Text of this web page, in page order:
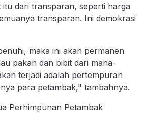
itu dari transparan, seperti harga
transparan. Ini demokrasi
maka ini akan permanen
pakan dan bibit dari mana-
terjadi adalah pertempuran
para petambak," tambahnya.
Perhimpunan Petambak